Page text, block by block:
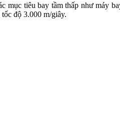
mục tiêu bay tầm thấp như
độ 3.000 m/giây.